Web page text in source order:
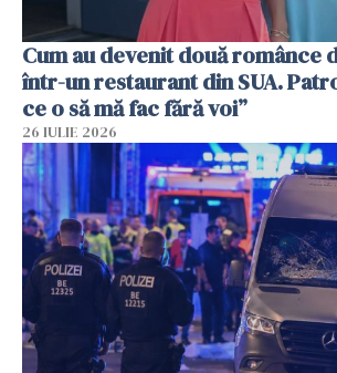
Cum au devenit două românce
într-un restaurant din SUA.
ce o să mă fac fără voi”
26 IULIE 2026